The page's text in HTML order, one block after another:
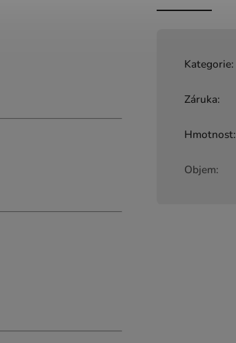
Kategorie:
Záruka:
Hmotnost:
Objem: